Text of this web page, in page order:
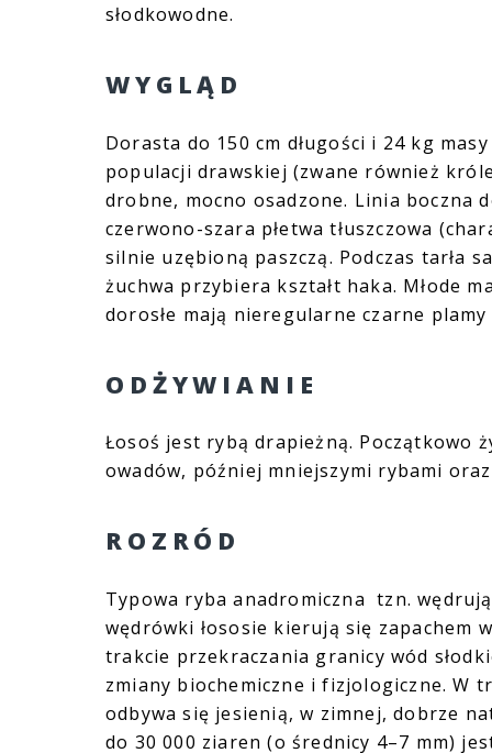
słodkowodne.
WYGLĄD
Dorasta do 150 cm długości i 24 kg
populacji drawskiej (zwane również
drobne, mocno osadzone. Linia boczna
czerwono-szara płetwa tłuszczowa
silnie uzębioną paszczą. Podczas tarła
żuchwa przybiera kształt haka. Młode
dorosłe mają nieregularne czarne plamy
ODŻYWIANIE
Łosoś jest rybą drapieżną. Początkowo
owadów, później mniejszymi rybami
ROZRÓD
Typowa ryba anadromiczna tzn.
wędrówki łososie kierują się zapachem
trakcie przekraczania granicy wód
zmiany biochemiczne i fizjologiczne. W
odbywa się jesienią, w zimnej, dobrze
do 30 000 ziaren (o średnicy 4–7 mm)